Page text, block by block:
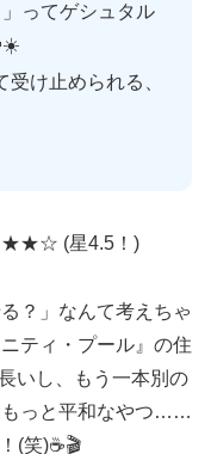
ってゲシュタル
け止められる、
(星4.5！)
？」なんて考えちゃ
ティ・プール』の住
いし、もう一本別の
もっと平和なやつ……
(笑)☕🎬